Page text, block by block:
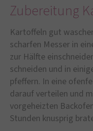
Zubereitung
Kartoffeln gut
scharfen Messer in
zur Hälfte
schneiden und in
pfeffern. In eine
darauf verteilen und
vorgeheizten
Stunden knusprig